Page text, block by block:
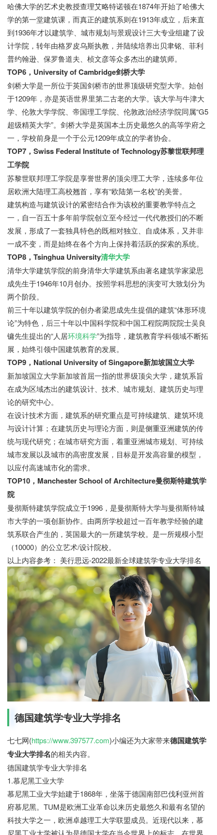
哈佛大学的艺术史教授查理艾略特诺顿在1874年开始了哈佛大
学的第一堂建筑课，而真正的建筑系则在1913年成立，后来直
到1936年才以建筑学、城市规划与景观设计三大专业组建了设
计学院，转年由格罗皮乌斯执教，并陆续培养出贝聿铭、菲利
普约翰逊、保罗鲁道夫、桢文彦等众多杰出的建筑师。
TOP6，University of Cambridge剑桥大学
剑桥大学是一所位于英国剑桥市的世界顶级研究型大学。始创
于1209年，亦是英语世界里第二古老的大学。该大学与牛津大
学、伦敦大学学院、帝国理工学院、伦敦政治经济学院同属“G5
超级精英大学”。剑桥大学是英国本土历史最悠久的高等学府之
一，学校前身是一个于公元1209年成立的学者协会。
TOP7，Swiss Federal Institute of Technology苏黎世联邦理
工学院
苏黎世联邦理工学院是享誉世界的顶尖理工大学，连续多年位
居欧洲大陆理工高校翘首，享有“欧陆第一名校”的美誉。
建筑构造与建筑设计的紧密结合作为该校的重要教学特点之
一，自一百五十多年前学院创立至今经过一代代教授们的不断
发展，形成了一套独具特色的既相对独立、自成体系，又并非
一成不变，而是始终在各个方向上保持着活跃的探索的系统。
TOP8，Tsinghua University清华大学
清华大学建筑学院的前身清华大学建筑系由著名建筑学家梁思
成先生于1946年10月创办。按照学科思想的演变可大致划分为
两个阶段。
前三十年以建筑学院的创办者梁思成先生提倡的建筑“体形环境
论”为特色，后三十年以中国科学院和中国工程院两院院士吴良
镛先生提出的“人居环境科学”为指导，建筑教育学科领域不断拓
展，始终引领中国建筑教育的发展。
TOP9，National University of Singapore新加坡国立大学
新加坡国立大学新加坡首屈一指的世界级顶尖大学，建筑系旨
在成为区域杰出的建筑设计、技术、城市规划、建筑历史与理
论的研究中心。
在设计技术方面，建筑系的研究重点是可持续建筑、建筑环境
与设计计算；在建筑历史与理论方面，则是侧重亚洲建筑的传
统与现代研究；在城市研究方面，着重亚洲城市规划、可持续
城市发展以及城市的高密度发展，目标是开发高容量的模型，
以应付高速城市化的需求。
TOP10，Manchester School of Architecture曼彻斯特建筑学
院
曼彻斯特建筑学院成立于1996，是曼彻斯特大学与曼彻斯特城
市大学的一项创新协作。由两所学校超过一百年教学经验的建
筑系联合产生的，英国最大的一所建筑学校。是一所规模小型
（10000）的公立艺术/设计院校。
以上内容参考： 美行思远-2022最新全球建筑学专业大学排名
德国建筑学专业大学排名
七七网(https://www.397577.com)小编还为大家带来德国建筑学
专业大学排名的相关内容。
德国建筑学专业大学排名
1.慕尼黑工业大学
慕尼黑工业大学始建于1868年，坐落于德国南部巴伐利亚州首
府慕尼黑。TUM是欧洲工业革命以来历史最悠久和最有名望的
科技大学之一，欧洲卓越理工大学联盟成员。近现代以来，慕